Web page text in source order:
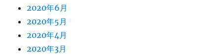
2020年6月
2020年5月
2020年4月
2020年3月